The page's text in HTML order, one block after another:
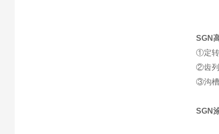
SGN
①定转
②齿列
③沟槽
SGN